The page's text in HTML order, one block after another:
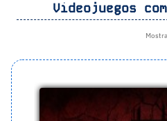
Videojuegos